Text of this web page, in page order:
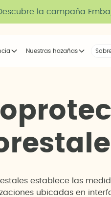
la campaña
Nuestras hazañas
oprotec
resta e
establece las
ubicadas en